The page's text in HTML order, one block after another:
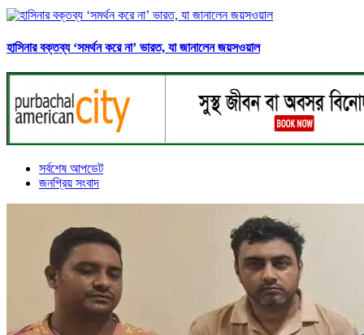
হাসিনার বক্তব্য ‘সমর্থন করে না’ ভারত, যা জানালেন জয়সওয়াল
সর্বশেষ আপডেট
জনপ্রিয় সংবাদ